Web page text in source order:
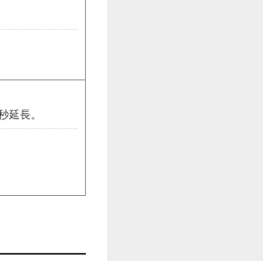
長。